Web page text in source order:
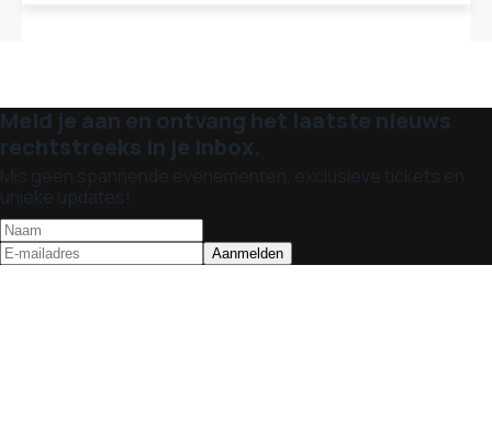
Meld je aan en ontvang het laatste nieuws
rechtstreeks in je inbox.
Mis geen spannende evenementen, exclusieve tickets en
unieke updates!